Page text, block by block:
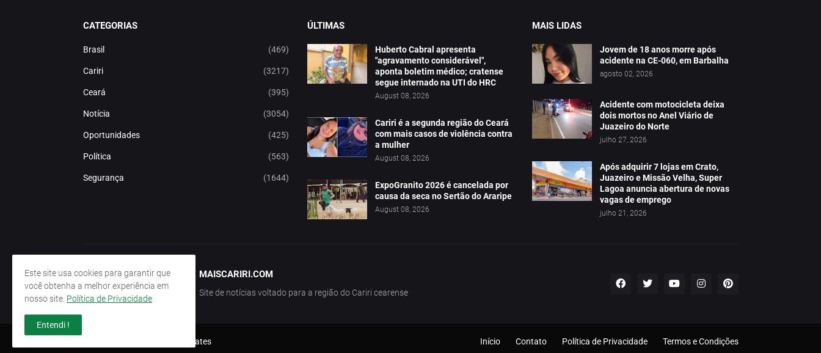
CATEGORIAS
Brasil (469)
Cariri (3217)
Ceará (395)
Notícia (3054)
Oportunidades (425)
Política (563)
Segurança (1644)
ÚLTIMAS
Huberto Cabral apresenta
"agravamento considerável",
aponta boletim médico; cratense
segue internado na UTI do HRC
August 08, 2026
Cariri é a segunda região do Ceará
com mais casos de violência contra
a mulher
August 08, 2026
ExpoGranito 2026 é cancelada por
causa da seca no Sertão do Araripe
August 08, 2026
MAIS LIDAS
Jovem de 18 anos morre após
acidente na CE-060, em Barbalha
agosto 02, 2026
Acidente com motocicleta deixa
dois mortos no Anel Viário de
Juazeiro do Norte
julho 27, 2026
Após adquirir 7 lojas em Crato,
Juazeiro e Missão Velha, Super
Lagoa anuncia abertura de novas
vagas de emprego
julho 21, 2026
MAISCARIRI.COM
Site de notícias voltado para a região do Cariri cearense
Pro Blogger Templates Início Contato Política de Privacidade Termos e Condições
Este site usa cookies para garantir que
você obtenha a melhor experiência em
nosso site. Política de Privacidade
Entendi !